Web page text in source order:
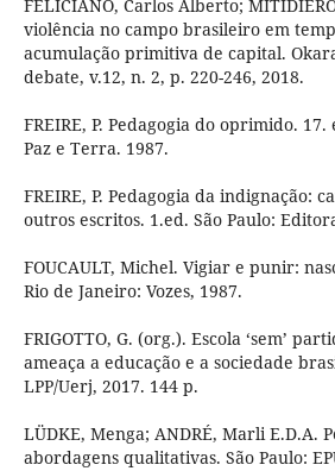
FELICIANO, Carlos Alberto;
violência no campo brasileiro em
acumulação primitiva de capital.
debate, v.12, n. 2, p. 220-246, 2018.
FREIRE, P. Pedagogia do oprimido.
Paz e Terra. 1987.
FREIRE, P. Pedagogia da indignação:
outros escritos. 1.ed. São Paulo:
FOUCAULT, Michel. Vigiar e punir:
Rio de Janeiro: Vozes, 1987.
FRIGOTTO, G. (org.). Escola ‘sem’
ameaça a educação e a sociedade
LPP/Uerj, 2017. 144 p.
LÜDKE, Menga; ANDRÉ, Marli E.D.A.
abordagens qualitativas. São Paulo: